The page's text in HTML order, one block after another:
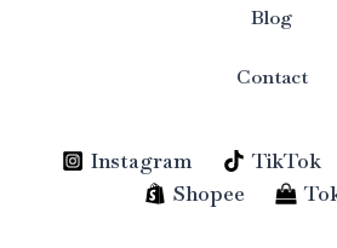
Blog
Contact
Instagram TikTok
Shopee